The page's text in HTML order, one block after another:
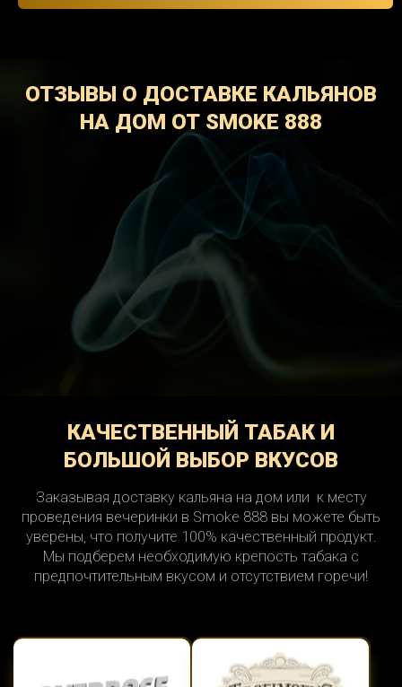
ОТЗЫВЫ О ДОСТАВКЕ КАЛЬЯНОВ
НА ДОМ ОТ SMOKE 888
КАЧЕСТВЕННЫЙ ТАБАК И
БОЛЬШОЙ ВЫБОР ВКУСОВ
Заказывая доставку кальяна на дом или к месту
проведения вечеринки в Smoke 888 вы можете быть
уверены, что получите 100% качественный продукт.
Мы подберем необходимую крепость табака с
предпочтительным вкусом и отсутствием горечи!